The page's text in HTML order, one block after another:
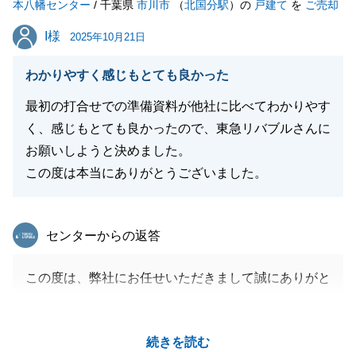
本八幡センター / 千葉県 市川市 （北国分駅）の 戸建て を ご売却
I様
I様 2025年10月21日
わかりやすく感じもとても良かった
最初の打合せでの準備資料が他社に比べてわかりやす
く、感じもとても良かったので、東急リバブルさんに
お願いしようと決めました。
この度は本当にありがとうございました。
続きを読む
東急リバブル
センターからの返答
この度は、弊社にお任せいただきまして誠にありがと
お打ち合わせ当初から資料作り及びご説明内容につい